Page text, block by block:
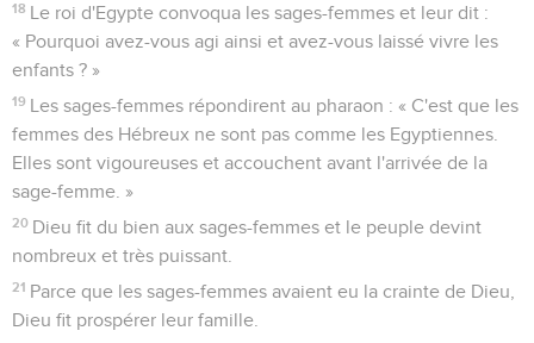
18
Le roi d'Egypte convoqua les sages-femmes et leur dit :
« Pourquoi avez-vous agi ainsi et avez-vous laissé vivre les
enfants ? »
19
Les sages-femmes répondirent au pharaon : « C'est que les
femmes des Hébreux ne sont pas comme les Egyptiennes.
Elles sont vigoureuses et accouchent avant l'arrivée de la
sage-femme. »
20 Dieu fit du bien aux sages-femmes et le peuple devint
nombreux et très puissant.
21 Parce que les sages-femmes avaient eu la crainte de Dieu,
Dieu fit prospérer leur famille.